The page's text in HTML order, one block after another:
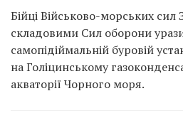
Бійці Військово-морських
складовими Сил оборони
самопідіймальній буровій
на Голіцинському
акваторії Чорного моря.